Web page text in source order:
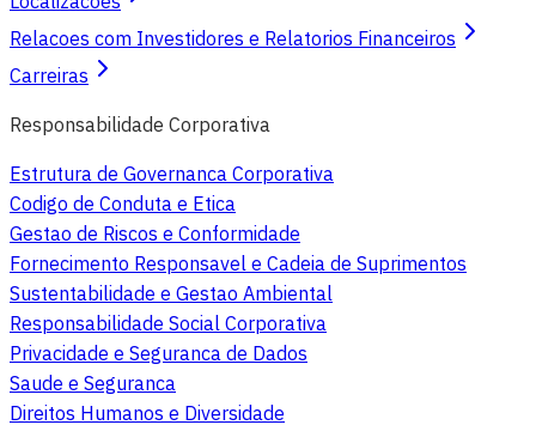
Relacoes com Investidores e Relatorios Financeiros
Carreiras
Responsabilidade Corporativa
Estrutura de Governanca Corporativa
Codigo de Conduta e Etica
Gestao de Riscos e Conformidade
Fornecimento Responsavel e Cadeia de Suprimentos
Sustentabilidade e Gestao Ambiental
Responsabilidade Social Corporativa
Privacidade e Seguranca de Dados
Saude e Seguranca
Direitos Humanos e Diversidade